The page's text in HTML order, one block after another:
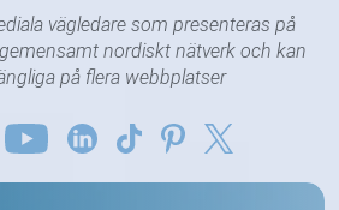
vägledare som presenteras på
nordiskt nätverk och kan
på flera webbplatser